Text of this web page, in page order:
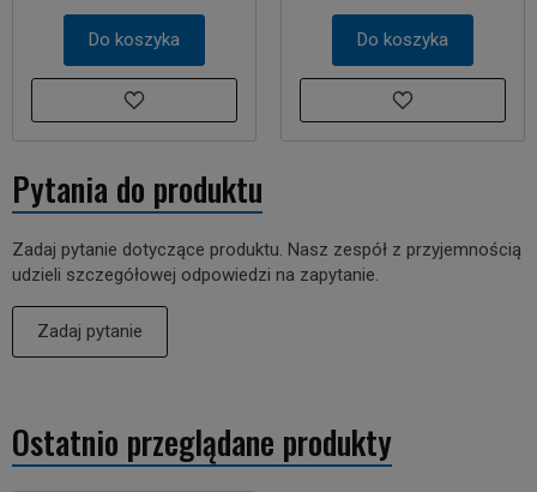
Do koszyka Do koszyka
Pytania do produktu
Zadaj pytanie dotyczące produktu. Nasz zespół z przyjemnością
udzieli szczegółowej odpowiedzi na zapytanie.
Zadaj pytanie
Ostatnio przeglądane produkty